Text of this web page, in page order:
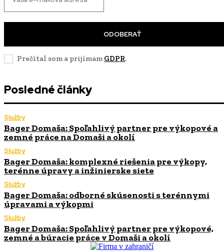
ODOBERAŤ
Prečítal som a prijímam GDPR.
Posledné články
Služby
Bager Domaša: Spoľahlivý partner pre výkopové a
zemné práce na Domaši a okolí
Služby
Bager Domaša: komplexné riešenia pre výkopy,
terénne úpravy a inžinierske siete
Služby
Bager Domaša: odborné skúsenosti s terénnymi
úpravami a výkopmi
Služby
Bager Domaša: Spoľahlivý partner pre výkopové,
zemné a búracie práce v Domaši a okolí